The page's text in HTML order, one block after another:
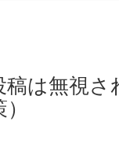
は無視